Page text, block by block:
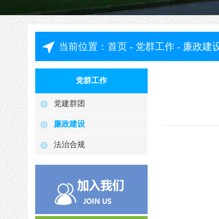
当前位置： 首页 - 党群工作 - 廉政建
党群工作
党建群团
廉政建设
法治合规